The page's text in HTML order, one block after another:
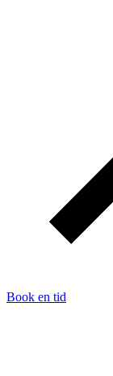
Book en tid